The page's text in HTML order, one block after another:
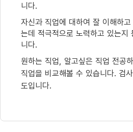
니다.
자신과 직업에 대하여 잘 이해하고
는데 적극적으로 노력하고 있는지
니다.
원하는 직업, 알고싶은 직업 전공
직업을 비교해볼 수 있습니다. 검
도입니다.